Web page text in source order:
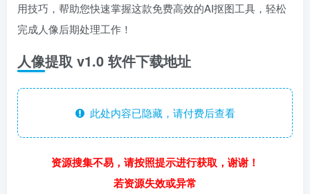
用技巧，帮助您快速掌握这款免费高效的AI抠图工具，轻松
完成人像后期处理工作！
人像提取 v1.0 软件下载地址
此处内容已隐藏，请付费后查看
资源搜集不易，请按照提示进行获取，谢谢！
若资源失效或异常